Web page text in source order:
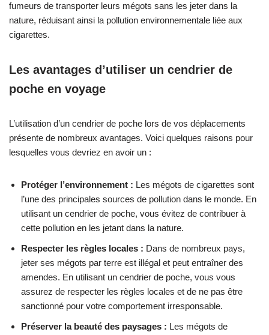
fumeurs de transporter leurs mégots sans les jeter dans la
nature, réduisant ainsi la pollution environnementale liée aux
cigarettes.
Les avantages d’utiliser un cendrier de
poche en voyage
L’utilisation d’un cendrier de poche lors de vos déplacements
présente de nombreux avantages. Voici quelques raisons pour
lesquelles vous devriez en avoir un :
Protéger l’environnement : Les mégots de cigarettes sont
l’une des principales sources de pollution dans le monde. En
utilisant un cendrier de poche, vous évitez de contribuer à
cette pollution en les jetant dans la nature.
Respecter les règles locales : Dans de nombreux pays,
jeter ses mégots par terre est illégal et peut entraîner des
amendes. En utilisant un cendrier de poche, vous vous
assurez de respecter les règles locales et de ne pas être
sanctionné pour votre comportement irresponsable.
Préserver la beauté des paysages : Les mégots de